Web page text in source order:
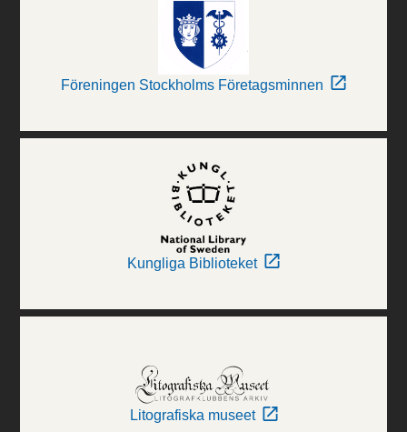
Föreningen Stockholms Företagsminnen
Kungliga Biblioteket
Litografiska museet